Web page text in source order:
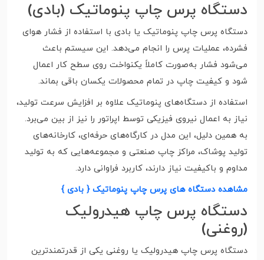
دستگاه پرس چاپ پنوماتیک (بادی)
دستگاه پرس چاپ پنوماتیک یا بادی با استفاده از فشار هوای
فشرده، عملیات پرس را انجام می‌دهد. این سیستم باعث
می‌شود فشار به‌صورت کاملاً یکنواخت روی سطح کار اعمال
شود و کیفیت چاپ در تمام محصولات یکسان باقی بماند.
استفاده از دستگاه‌های پنوماتیک علاوه بر افزایش سرعت تولید،
نیاز به اعمال نیروی فیزیکی توسط اپراتور را نیز از بین می‌برد.
به همین دلیل، این مدل در کارگاه‌های حرفه‌ای، کارخانه‌های
تولید پوشاک، مراکز چاپ صنعتی و مجموعه‌هایی که به تولید
مداوم و باکیفیت نیاز دارند، کاربرد فراوانی دارد.
مشاهده دستگاه های پرس چاپ پنوماتیک { بادی }
دستگاه پرس چاپ هیدرولیک
(روغنی)
دستگاه پرس چاپ هیدرولیک یا روغنی یکی از قدرتمندترین